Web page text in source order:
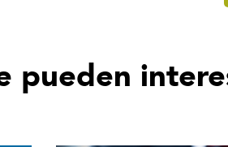
pueden